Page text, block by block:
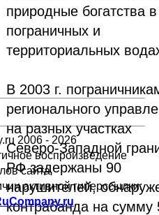
природные богатства в
пограничных и
территориальных
В 2003 г.
регионального
на разных участках
Северо-Западной
РФ задержаны 90
нарушителей,
контрабанда на сумму
2006 - 2026
воспроизведение
сайта
активной гиперссылки: